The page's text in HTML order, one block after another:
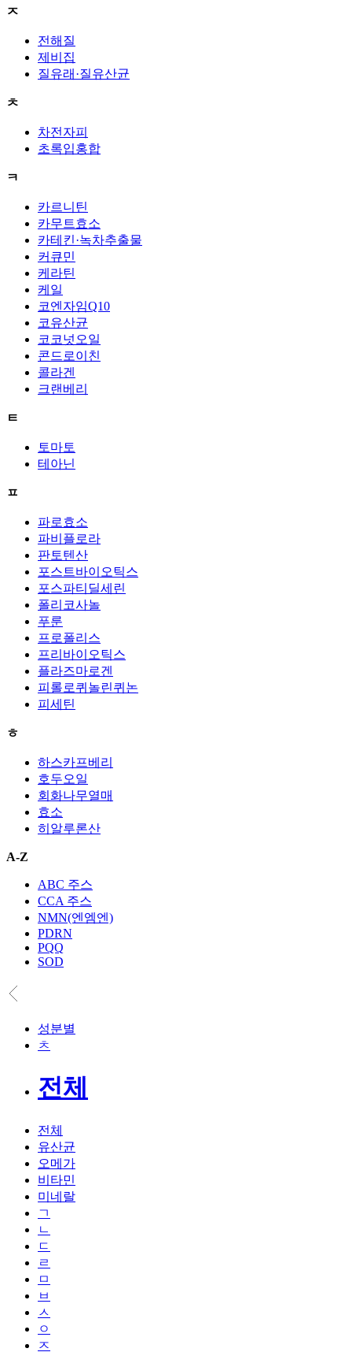
ㅈ
전해질
제비집
질유래·질유산균
ㅊ
차전자피
초록입홍합
ㅋ
카르니틴
카무트효소
카테킨·녹차추출물
커큐민
케라틴
케일
코엔자임Q10
코유산균
코코넛오일
콘드로이친
콜라겐
크랜베리
ㅌ
토마토
테아닌
ㅍ
파로효소
파비플로라
판토텐산
포스트바이오틱스
포스파티딜세린
폴리코사놀
푸룬
프로폴리스
프리바이오틱스
플라즈마로겐
피롤로퀴놀린퀴논
피세틴
ㅎ
하스카프베리
호두오일
회화나무열매
효소
히알루론산
A-Z
ABC 주스
CCA 주스
NMN(엔엠엔)
PDRN
PQQ
SOD
성분별
ㅊ
전체
전체
유산균
오메가
비타민
미네랄
ㄱ
ㄴ
ㄷ
ㄹ
ㅁ
ㅂ
ㅅ
ㅇ
ㅈ